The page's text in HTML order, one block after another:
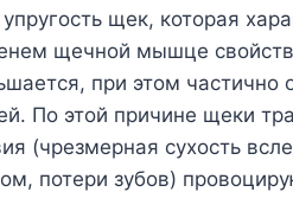
щек, которая
щечной мышце
при этом частично
По этой причине щеки
(чрезмерная сухость
потери зубов)